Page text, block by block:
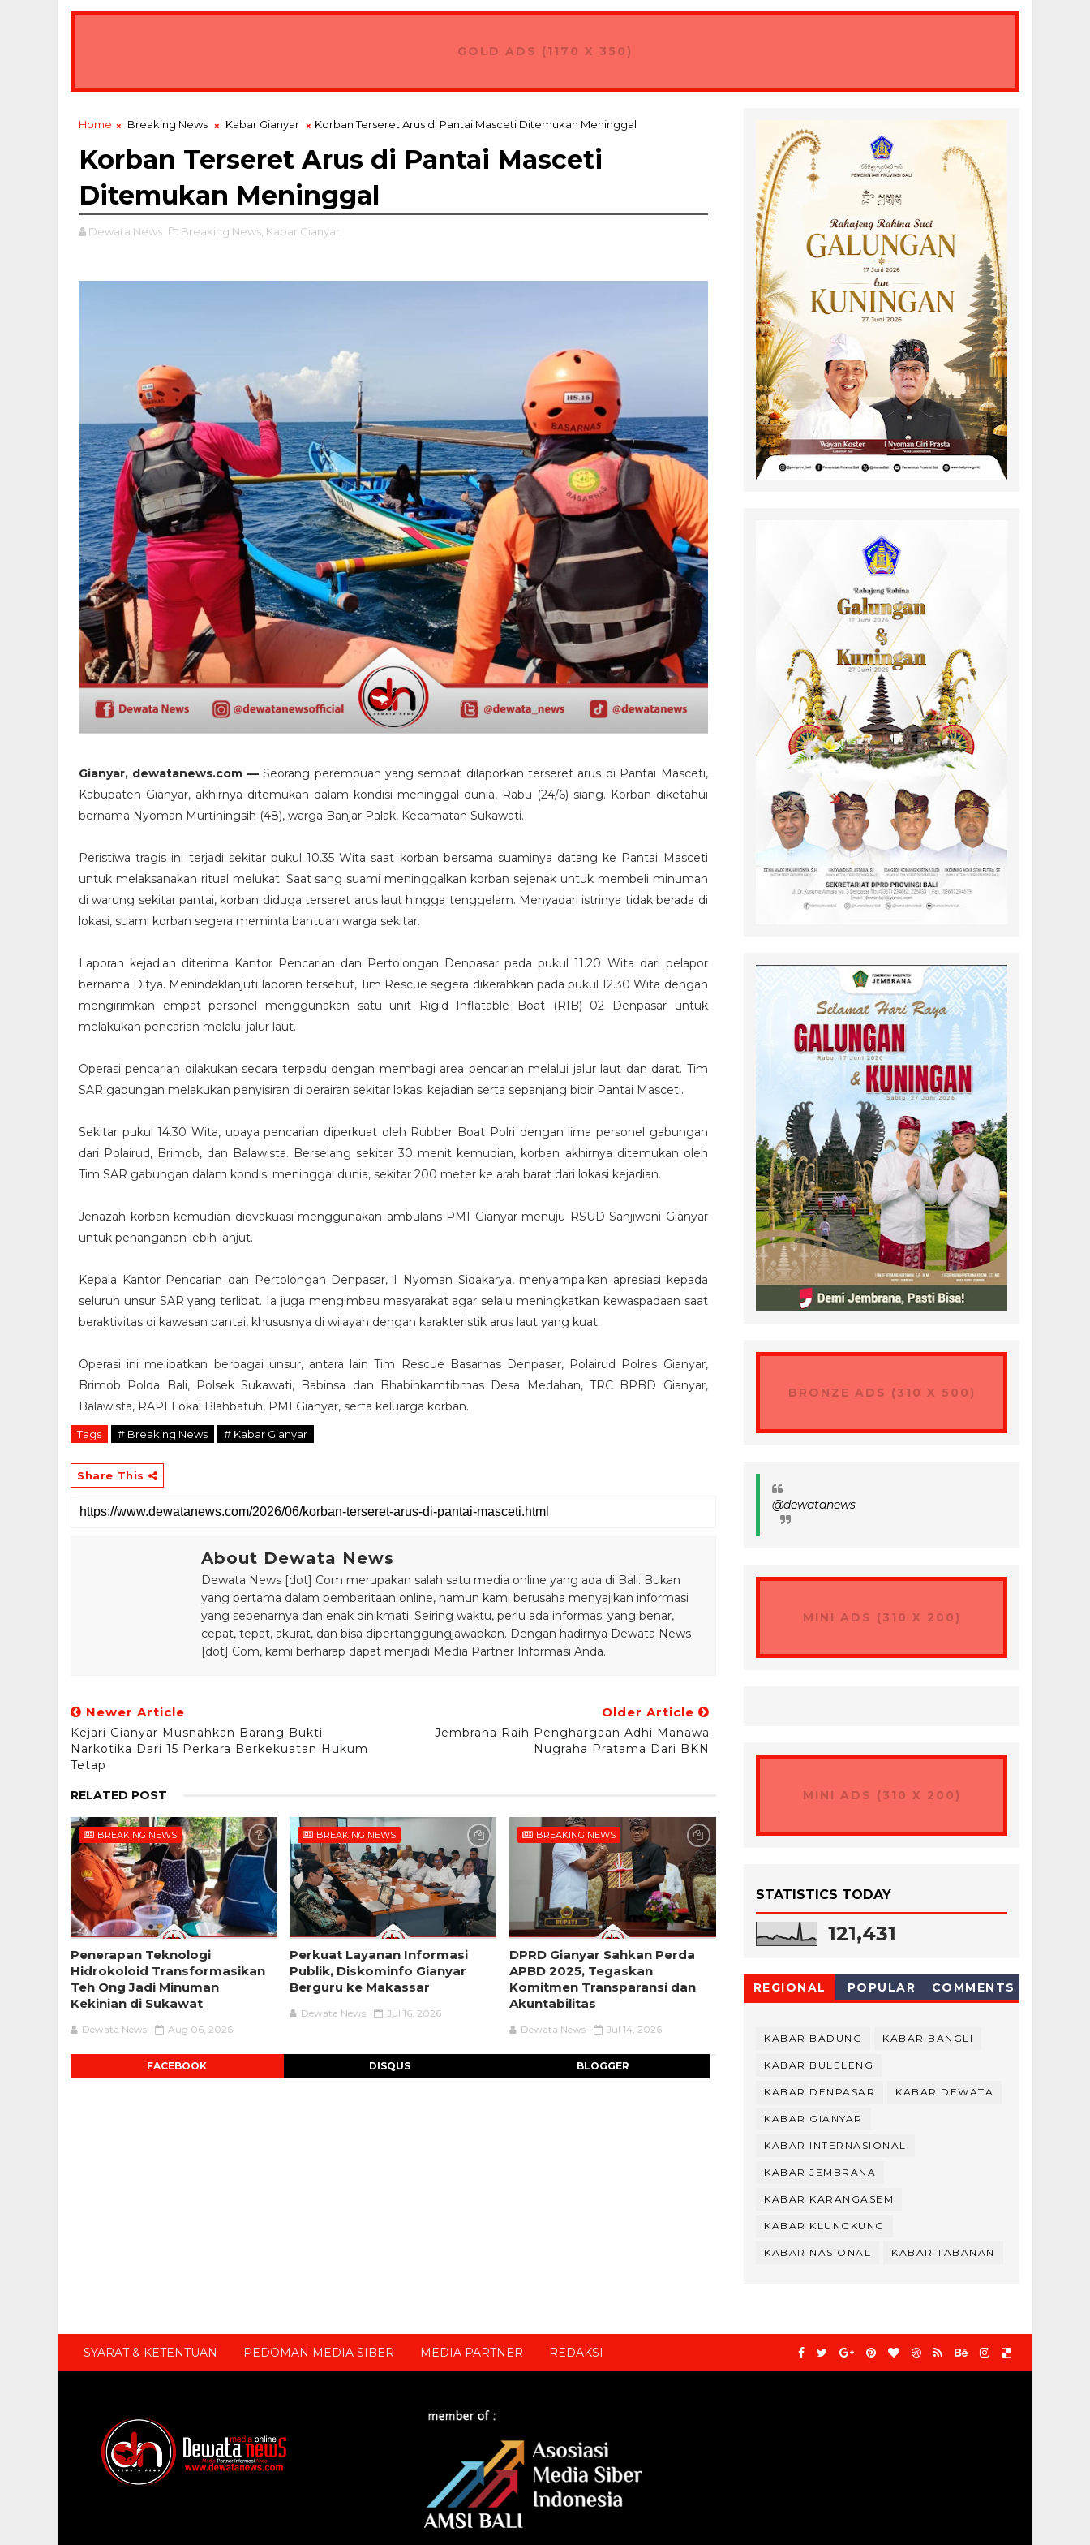
GOLD ADS (1170 X 350)
Home Breaking News Kabar Gianyar Korban Terseret Arus di Pantai Masceti Ditemukan Meninggal
Korban Terseret Arus di Pantai Masceti
Ditemukan Meninggal
Dewata News Breaking News, Kabar Gianyar,
Gianyar, dewatanews.com —Seorang perempuan yang sempat dilaporkan terseret arus di Pantai Masceti,
Kabupaten Gianyar, akhirnya ditemukan dalam kondisi meninggal dunia, Rabu (24/6) siang. Korban diketahui
bernama Nyoman Murtiningsih (48), warga Banjar Palak, Kecamatan Sukawati.
Peristiwa tragis ini terjadi sekitar pukul 10.35 Wita saat korban bersama suaminya datang ke Pantai Masceti
untuk melaksanakan ritual melukat. Saat sang suami meninggalkan korban sejenak untuk membeli minuman
di warung sekitar pantai, korban diduga terseret arus laut hingga tenggelam. Menyadari istrinya tidak berada di
lokasi, suami korban segera meminta bantuan warga sekitar.
Laporan kejadian diterima Kantor Pencarian dan Pertolongan Denpasar pada pukul 11.20 Wita dari pelapor
bernama Ditya. Menindaklanjuti laporan tersebut, Tim Rescue segera dikerahkan pada pukul 12.30 Wita dengan
mengirimkan empat personel menggunakan satu unit Rigid Inflatable Boat (RIB) 02 Denpasar untuk
melakukan pencarian melalui jalur laut.
Operasi pencarian dilakukan secara terpadu dengan membagi area pencarian melalui jalur laut dan darat. Tim
SAR gabungan melakukan penyisiran di perairan sekitar lokasi kejadian serta sepanjang bibir Pantai Masceti.
Sekitar pukul 14.30 Wita, upaya pencarian diperkuat oleh Rubber Boat Polri dengan lima personel gabungan
dari Polairud, Brimob, dan Balawista. Berselang sekitar 30 menit kemudian, korban akhirnya ditemukan oleh
Tim SAR gabungan dalam kondisi meninggal dunia, sekitar 200 meter ke arah barat dari lokasi kejadian.
Jenazah korban kemudian dievakuasi menggunakan ambulans PMI Gianyar menuju RSUD Sanjiwani Gianyar
untuk penanganan lebih lanjut.
Kepala Kantor Pencarian dan Pertolongan Denpasar, I Nyoman Sidakarya, menyampaikan apresiasi kepada
seluruh unsur SAR yang terlibat. Ia juga mengimbau masyarakat agar selalu meningkatkan kewaspadaan saat
beraktivitas di kawasan pantai, khususnya di wilayah dengan karakteristik arus laut yang kuat.
Operasi ini melibatkan berbagai unsur, antara lain Tim Rescue Basarnas Denpasar, Polairud Polres Gianyar,
Brimob Polda Bali, Polsek Sukawati, Babinsa dan Bhabinkamtibmas Desa Medahan, TRC BPBD Gianyar,
Balawista, RAPI Lokal Blahbatuh, PMI Gianyar, serta keluarga korban.
Tags # Breaking News # Kabar Gianyar
Share This
About Dewata News
Dewata News [dot] Com merupakan salah satu media online yang ada di Bali. Bukan
yang pertama dalam pemberitaan online, namun kami berusaha menyajikan informasi
yang sebenarnya dan enak dinikmati. Seiring waktu, perlu ada informasi yang benar,
cepat, tepat, akurat, dan bisa dipertanggungjawabkan. Dengan hadirnya Dewata News
[dot] Com, kami berharap dapat menjadi Media Partner Informasi Anda.
Newer Article
Kejari Gianyar Musnahkan Barang Bukti
Narkotika Dari 15 Perkara Berkekuatan Hukum
Tetap
Older Article
Jembrana Raih Penghargaan Adhi Manawa
Nugraha Pratama Dari BKN
RELATED POST
BREAKING NEWS
Penerapan Teknologi
Hidrokoloid Transformasikan
Teh Ong Jadi Minuman
Kekinian di Sukawat
Dewata News Aug 06, 2026
BREAKING NEWS
Perkuat Layanan Informasi
Publik, Diskominfo Gianyar
Berguru ke Makassar
Dewata News Jul 16, 2026
BREAKING NEWS
DPRD Gianyar Sahkan Perda
APBD 2025, Tegaskan
Komitmen Transparansi dan
Akuntabilitas
Dewata News Jul 14, 2026
FACEBOOK DISQUS BLOGGER
BRONZE ADS (310 X 500)
@dewatanews
MINI ADS (310 X 200)
MINI ADS (310 X 200)
STATISTICS TODAY
121,431
REGIONAL POPULAR COMMENTS
KABAR BADUNG KABAR BANGLI
KABAR BULELENG
KABAR DENPASAR KABAR DEWATA
KABAR GIANYAR
KABAR INTERNASIONAL
KABAR JEMBRANA
KABAR KARANGASEM
KABAR KLUNGKUNG
KABAR NASIONAL KABAR TABANAN
SYARAT & KETENTUAN PEDOMAN MEDIA SIBER MEDIA PARTNER REDAKSI